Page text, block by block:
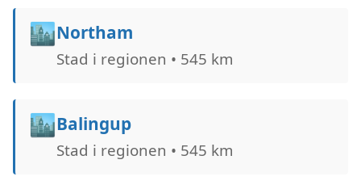
🏙️Northam
Stad i regionen • 545 km
🏙️Balingup
Stad i regionen • 545 km